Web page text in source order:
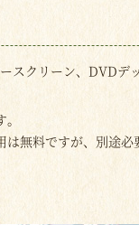
スクリーン、DVDデ
無料ですが、別途